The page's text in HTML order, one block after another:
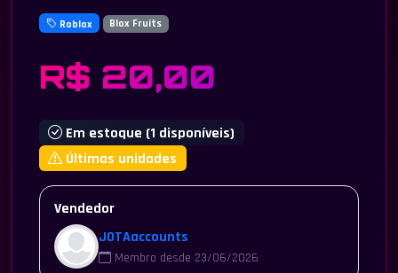
Roblox Blox Fruits
R$ 20,00
Em estoque (1 disponíveis)
Últimas unidades
Vendedor
JOTAaccounts
Membro desde 23/06/2026